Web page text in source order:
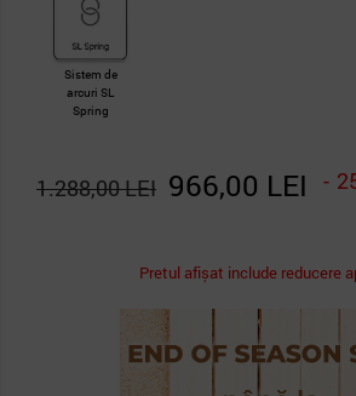
Sistem de
arcuri SL
Spring
966,00 LEI -
1.288,00 LEI
Pretul afișat include reducere